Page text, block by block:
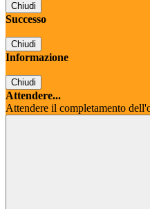
Chiudi
Successo
Chiudi
Informazione
Chiudi
Attendere...
Attendere il completamento